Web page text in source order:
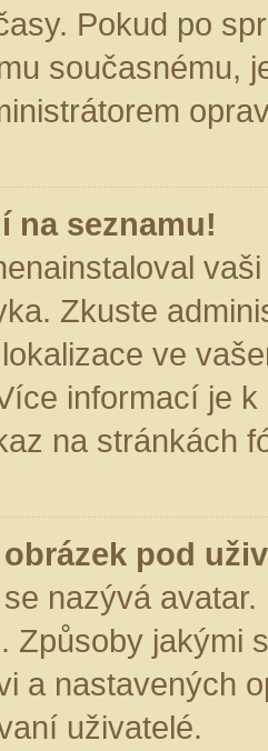
Pokud po
současnému,
na seznamu!
Zkuste
ve
informací je
na stránkách
pod
nazývá
Způsoby jakými
a nastavených
uživatelé.